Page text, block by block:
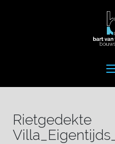
Rietgedekte